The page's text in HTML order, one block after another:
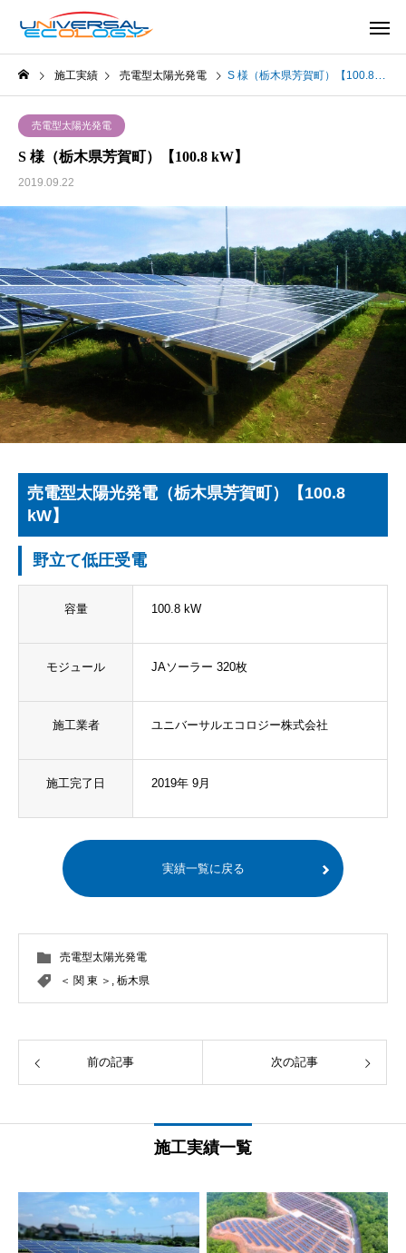
施工実績 売電型太陽光発電 S 様（栃木県芳賀町）【100.8 kW】
売電型太陽光発電
S 様（栃木県芳賀町）【100.8 kW】
2019.09.22
売電型太陽光発電（栃木県芳賀町）【100.8
kW】
野立て低圧受電
容量 100.8 kW
モジュール JAソーラー 320枚
施工業者 ユニバーサルエコロジー株式会社
施工完了日 2019年 9月
実績一覧に戻る
売電型太陽光発電
＜ 関 東 ＞ , 栃木県
前の記事 次の記事
施工実績一覧